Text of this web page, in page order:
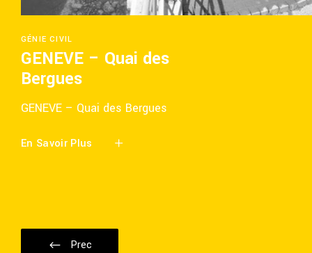
GÉNIE CIVIL
GENEVE – Quai des
Bergues
GENEVE – Quai des Bergues
En Savoir Plus
Prec